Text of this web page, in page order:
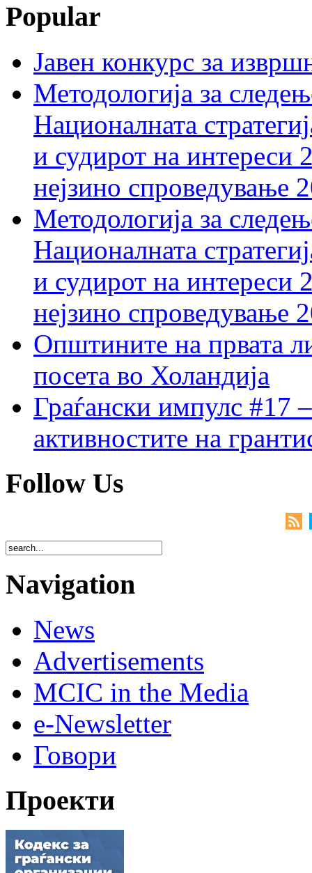
Popular
Јавен конкурс за
Методологија за
Националната
и судирот на интереси
нејзино спроведување
Методологија за
Националната
и судирот на интереси
нејзино спроведување
Општините на првата
посета во Холандија
Граѓански импулс #17
активностите на
Follow Us
Navigation
News
Advertisements
MCIC in the Media
e-Newsletter
Говори
Проекти